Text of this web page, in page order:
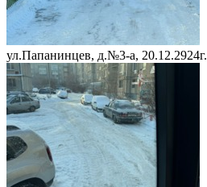
ул.Папанинцев, д.№3-а, 20.12.2924г.